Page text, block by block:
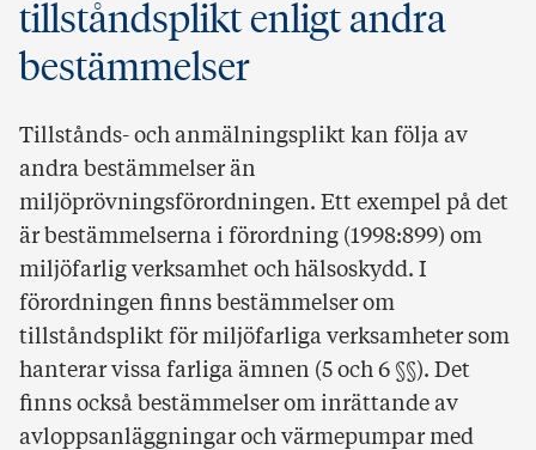
tillståndsplikt enligt andra
bestämmelser
Tillstånds- och anmälningsplikt kan följa av
andra bestämmelser än
miljöprövningsförordningen. Ett exempel på det
är bestämmelserna i förordning (1998:899) om
miljöfarlig verksamhet och hälsoskydd. I
förordningen finns bestämmelser om
tillståndsplikt för miljöfarliga verksamheter som
hanterar vissa farliga ämnen (5 och 6 §§). Det
finns också bestämmelser om inrättande av
avloppsanläggningar och värmepumpar med